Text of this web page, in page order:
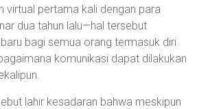
virtual pertama kali dengan para
dua tahun lalu—hal tersebut
bagi semua orang termasuk diri
komunikasi dapat dilakukan
lahir kesadaran bahwa meskipun